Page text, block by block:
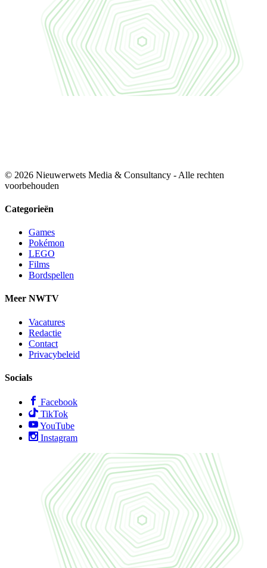
© 2026 Nieuwerwets Media & Consultancy - Alle rechten
voorbehouden
Categorieën
Games
Pokémon
LEGO
Films
Bordspellen
Meer NWTV
Vacatures
Redactie
Contact
Privacybeleid
Socials
Facebook
TikTok
YouTube
Instagram